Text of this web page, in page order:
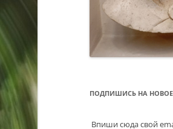
ПОДПИШИСЬ НА
Впиши сюда свой